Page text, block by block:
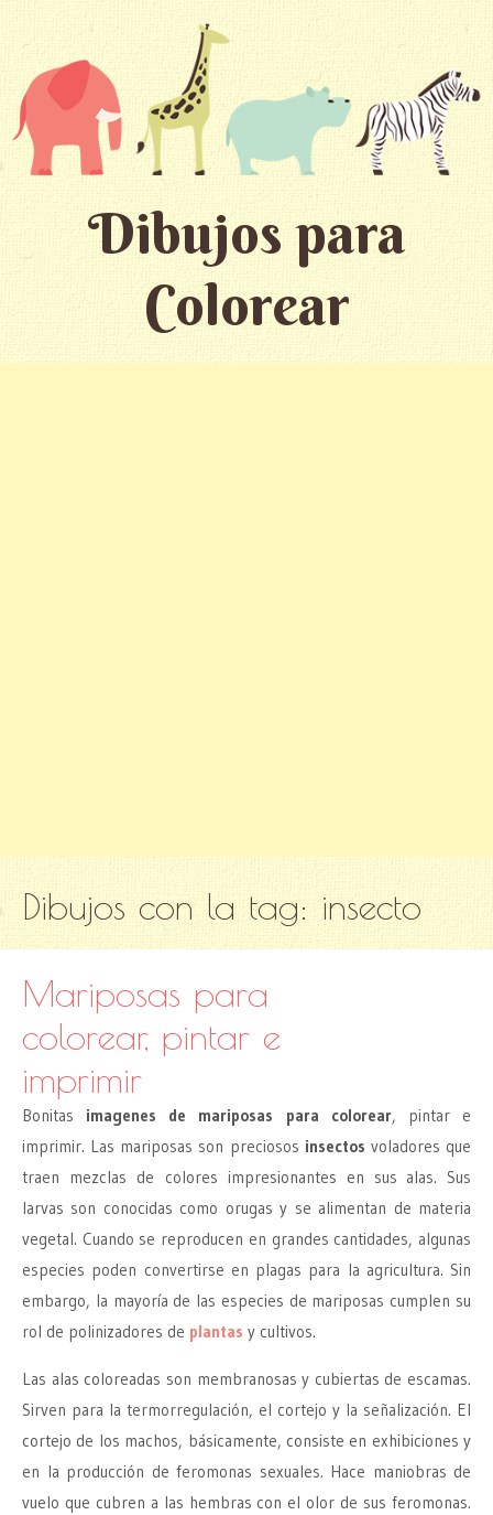
Dibujos para
Colorear
Dibujos con la tag: insecto
Mariposas para
colorear, pintar e
imprimir
Bonitas imagenes de mariposas para colorear, pintar e
imprimir. Las mariposas son preciosos insectos voladores que
traen mezclas de colores impresionantes en sus alas. Sus
larvas son conocidas como orugas y se alimentan de materia
vegetal. Cuando se reproducen en grandes cantidades, algunas
especies poden convertirse en plagas para la agricultura. Sin
embargo, la mayoría de las especies de mariposas cumplen su
rol de polinizadores de plantas y cultivos.
Las alas coloreadas son membranosas y cubiertas de escamas.
Sirven para la termorregulación, el cortejo y la señalización. El
cortejo de los machos, básicamente, consiste en exhibiciones y
en la producción de feromonas sexuales. Hace maniobras de
vuelo que cubren a las hembras con el olor de sus feromonas.